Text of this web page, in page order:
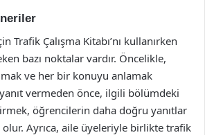
Trafik Çalışma Kitabı’nı kullanırken
bazı noktalar vardır. Öncelikle,
ve her bir konuyu anlamak
vermeden önce, ilgili bölümdeki
öğrencilerin daha doğru yanıtlar
olur. Ayrıca, aile üyeleriyle birlikte trafik